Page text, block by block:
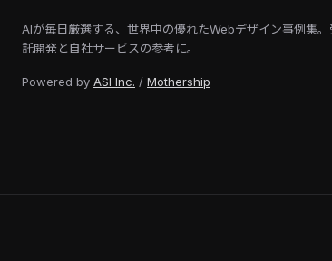
AIが毎日厳選する、世界中の優れたWebデザイン事例集。
託開発と自社サービスの参考に。
Powered by ASI Inc. / Mothership